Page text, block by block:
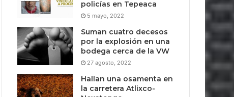
policías en Tepeaca
5 mayo, 2022
Suman cuatro decesos
por la explosión en una
bodega cerca de la VW
27 agosto, 2022
Hallan una osamenta en
la carretera Atlixco-